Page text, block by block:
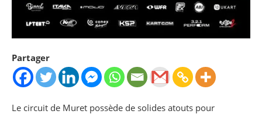
Partager
Le circuit de Muret possède de solides atouts pour